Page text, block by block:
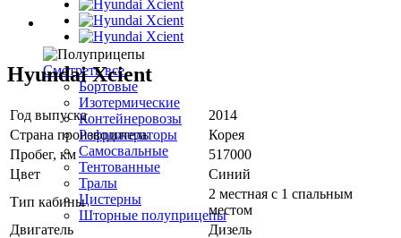
Полуприцепы
Смотреть все
Бортовые
Изотермические
Контейнеровозы
Рефрижераторы
Самосвальные
Тентованные
Тралы
Цистерны
Шторные полуприцепы
Hyundai Xcient
Год выпуска
2014
Страна производитель
Корея
Пробег, км
517000
Цвет
Синий
Тип кабины
2 местная с 1 спальным
местом
Двигатель
Дизель